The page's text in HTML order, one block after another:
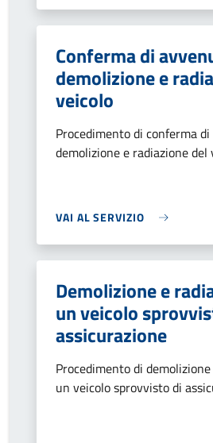
Conferma di
demolizione e
veicolo
Procedimento di conferma
demolizione e radiazione del
VAI AL SERVIZIO
Demolizione e
un veicolo
assicurazione
Procedimento di
un veicolo sprovvisto di